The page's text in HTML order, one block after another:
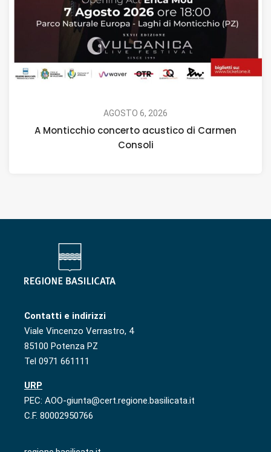
AGOSTO 6, 2026
A Monticchio concerto acustico di Carmen
Consoli
Contatti e indirizzi
Viale Vincenzo Verrastro, 4
85100 Potenza PZ
Tel 0971 661111
URP
PEC: AOO-giunta@cert.regione.basilicata.it
C.F. 80002950766